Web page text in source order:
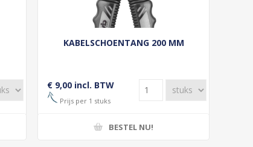
KABELSCHOENTANG 200 MM
€ 9,00 incl. BTW
Prijs per 1 stuks
BESTEL NU!